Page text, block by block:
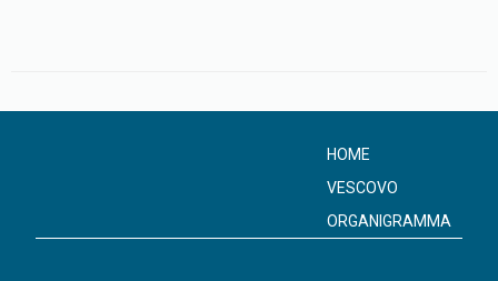
HOME
VESCOVO
ORGANIGRAMMA